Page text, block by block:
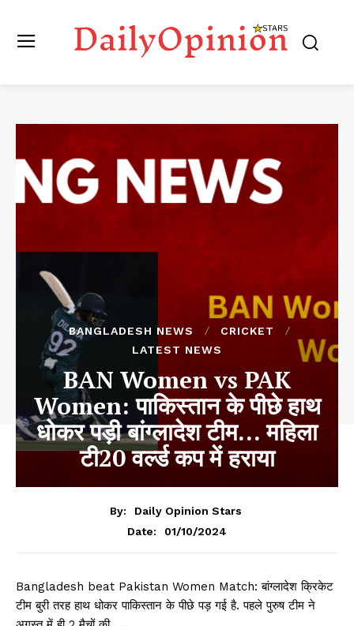
BANGLADESH NEWS
CRICKET
LATEST NEWS
BAN Women vs PAK
Women: पाकिस्तान के पीछे हाथ
धोकर पड़ी बांग्लादेश टीम… महिला
टी20 वर्ल्ड कप में हराया
By:
Daily Opinion Stars
Date:
01/10/2024
Bangladesh beat Pakistan Women Match: बांग्लादेश क्रिकेट
टीम बुरी तरह हाथ धोकर पाकिस्तान के पीछे पड़ गई है. पहले पुरुष टीम ने